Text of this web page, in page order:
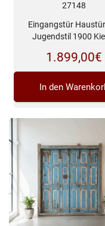
27148
Eingangstür
Jugendstil 1900
1.899,00€
In den